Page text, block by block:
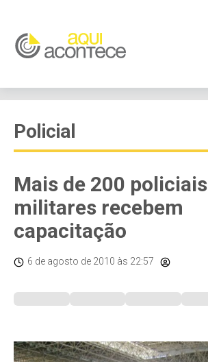
Policial
Mais de 200 policiais
militares recebem
capacitação
6 de agosto de 2010 às 22:57